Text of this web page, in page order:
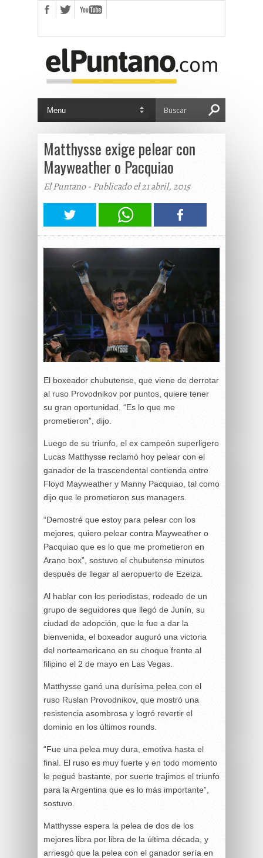
Matthysse exige pelear con
Mayweather o Pacquiao
El Puntano - Publicado el 21 abril, 2015
El boxeador chubutense, que viene de derrotar
al ruso Provodnikov por puntos, quiere tener
su gran oportunidad. “Es lo que me
prometieron”, dijo.
Luego de su triunfo, el ex campeón superligero
Lucas Matthysse reclamó hoy pelear con el
ganador de la trascendental contienda entre
Floyd Mayweather y Manny Pacquiao, tal como
dijo que le prometieron sus managers.
“Demostré que estoy para pelear con los
mejores, quiero pelear contra Mayweather o
Pacquiao que es lo que me prometieron en
Arano box”, sostuvo el chubutense minutos
después de llegar al aeropuerto de Ezeiza.
Al hablar con los periodistas, rodeado de un
grupo de seguidores que llegó de Junín, su
ciudad de adopción, que le fue a dar la
bienvenida, el boxeador auguró una victoria
del norteamericano en su choque frente al
filipino el 2 de mayo en Las Vegas.
Matthysse ganó una durísima pelea con el
ruso Ruslan Provodnikov, que mostró una
resistencia asombrosa y logró revertir el
dominio en los últimos rounds.
“Fue una pelea muy dura, emotiva hasta el
final. El ruso es muy fuerte y en todo momento
le pegué bastante, por suerte trajimos el triunfo
para la Argentina que es lo más importante”,
sostuvo.
Matthysse espera la pelea de dos de los
mejores libra por libra de la última década, y
arriesgó que la pelea con el ganador sería en